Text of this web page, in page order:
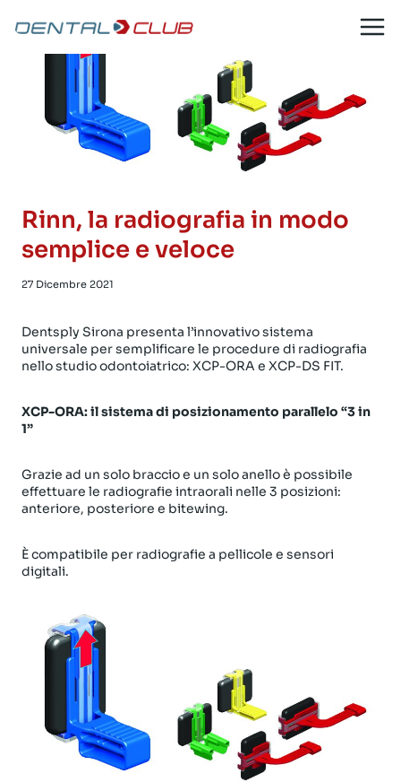
contenuto
Rinn, la radiografia in modo
semplice e veloce
27 Dicembre 2021
Dentsply Sirona presenta l’innovativo sistema
universale per semplificare le procedure di radiografia
nello studio odontoiatrico: XCP-ORA e XCP-DS FIT.
XCP-ORA: il sistema di posizionamento parallelo “3 in
1”
Grazie ad un solo braccio e un solo anello è possibile
effettuare le radiografie intraorali nelle 3 posizioni:
anteriore, posteriore e bitewing.
È compatibile per radiografie a pellicole e sensori
digitali.